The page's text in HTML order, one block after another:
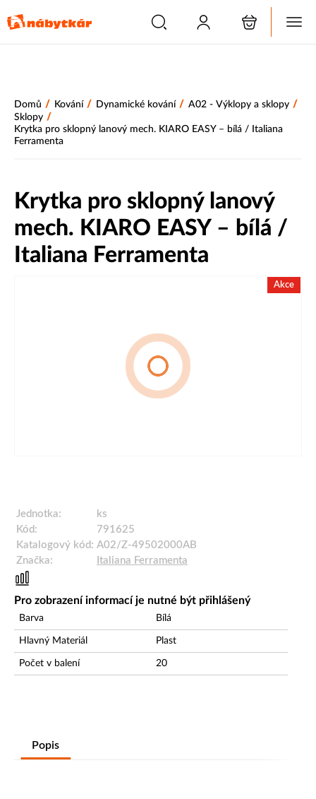
Domů / Kování / Dynamické kování / A02 - Výklopy a sklopy /
Sklopy /
Krytka pro sklopný lanový mech. KIARO EASY – bílá / Italiana
Ferramenta
Krytka pro sklopný lanový
mech. KIARO EASY – bílá /
Italiana Ferramenta
Akce
Jednotka:
ks
Kód:
791625
Katalogový kód: A02/Z-49502000AB
Značka:
Italiana Ferramenta
Pro zobrazení informací je nutné být přihlášený
Barva Bílá
Hlavný Materiál Plast
Počet v balení 20
Popis